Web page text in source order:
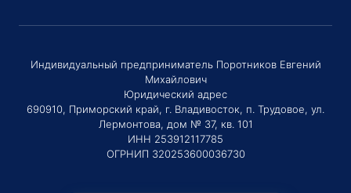
Индивидуальный предприниматель Поротников Евгений
Михайлович
Юридический адрес
690910, Приморский край, г. Владивосток, п. Трудовое, ул.
Лермонтова, дом № 37, кв. 101
ИНН 253912117785
ОГРНИП 320253600036730